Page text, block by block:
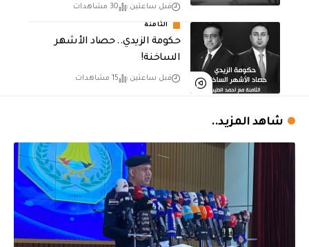
قبل ساعتين 30 مشاهدات
الثامنة
حكومة الزيدي.. حصاد الأشهر
الساخنة!
قبل ساعتين 15 مشاهدات
شاهد المزيد..